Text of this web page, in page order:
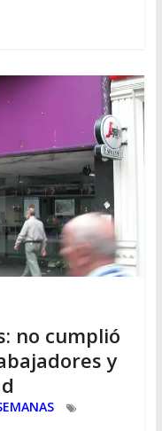
no cumplió
y